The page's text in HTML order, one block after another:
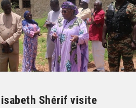
Shérif visite